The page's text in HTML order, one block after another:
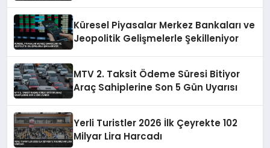
Küresel Piyasalar Merkez Bankaları ve
Jeopolitik Gelişmelerle Şekilleniyor
MTV 2. Taksit Ödeme Süresi Bitiyor
Araç Sahiplerine Son 5 Gün Uyarısı
Yerli Turistler 2026 İlk Çeyrekte 102
Milyar Lira Harcadı